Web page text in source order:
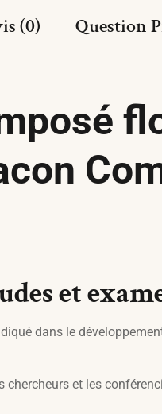
(0) Question
et
dans le
et les